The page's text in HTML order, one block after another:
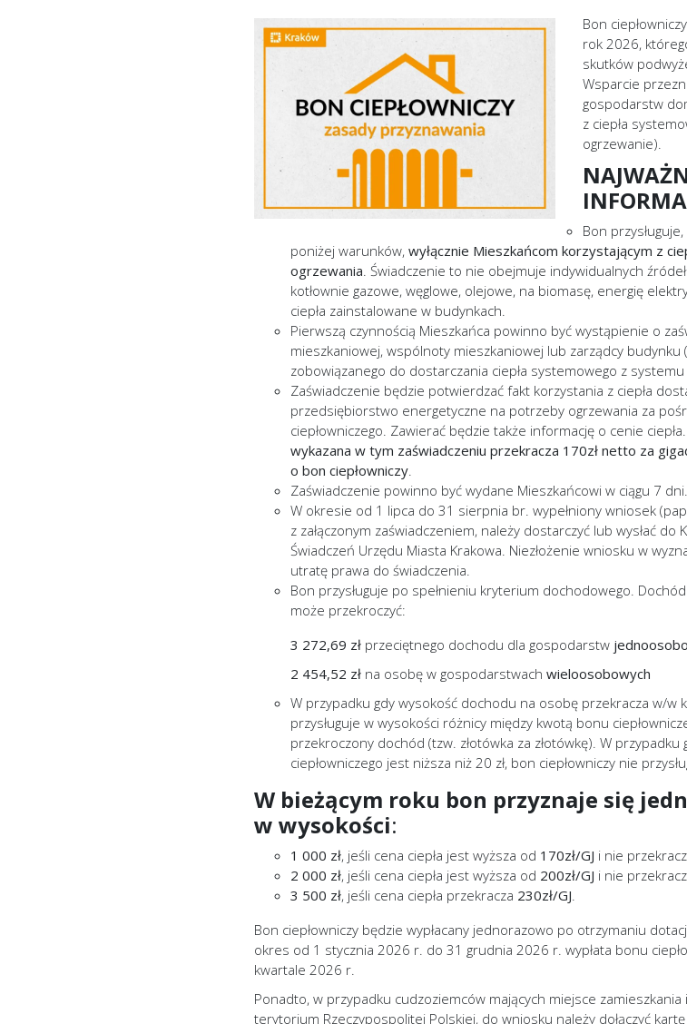
Bon
rok 2026,
skutków
Wsparcie
gospodarstw
z ciepła
ogrzewanie).
Bon
poniżej warunków, wyłącznie Mieszkańcom korzystającym z
ogrzewania. Świadczenie to nie obejmuje indywidualnych
kotłownie gazowe, węglowe, olejowe, na biomasę, energię
ciepła zainstalowane w budynkach.
Pierwszą czynnością Mieszkańca powinno być wystąpienie o
mieszkaniowej, wspólnoty mieszkaniowej lub zarządcy
zobowiązanego do dostarczania ciepła systemowego z systemu
Zaświadczenie będzie potwierdzać fakt korzystania z ciepła
przedsiębiorstwo energetyczne na potrzeby ogrzewania za
ciepłowniczego. Zawierać będzie także informację o cenie ciepła.
wykazana w tym zaświadczeniu przekracza 170zł netto za
o bon ciepłowniczy.
Zaświadczenie powinno być wydane Mieszkańcowi w ciągu 7 dni.
W okresie od 1 lipca do 31 sierpnia br. wypełniony wniosek
z załączonym zaświadczeniem, należy dostarczyć lub wysłać do
Świadczeń Urzędu Miasta Krakowa. Niezłożenie wniosku w
utratę prawa do świadczenia.
Bon przysługuje po spełnieniu kryterium dochodowego.
może przekroczyć:
3 272,69 zł przeciętnego dochodu dla gospodarstw
2 454,52 zł na osobę w gospodarstwach wieloosobowych
W przypadku gdy wysokość dochodu na osobę przekracza w/w
przysługuje w wysokości różnicy między kwotą bonu
przekroczony dochód (tzw. złotówka za złotówkę). W przypadku
ciepłowniczego jest niższa niż 20 zł, bon ciepłowniczy nie
W bieżącym roku bon przyznaje się
w wysokości:
1 000 zł, jeśli cena ciepła jest wyższa od 170zł/GJ i nie
2 000 zł, jeśli cena ciepła jest wyższa od 200zł/GJ i nie
3 500 zł, jeśli cena ciepła przekracza 230zł/GJ.
Bon ciepłowniczy będzie wypłacany jednorazowo po otrzymaniu
okres od 1 stycznia 2026 r. do 31 grudnia 2026 r. wypłata bonu
kwartale 2026 r.
Ponadto, w przypadku cudzoziemców mających miejsce zamieszkania
terytorium Rzeczypospolitej Polskiej, do wniosku należy dołączyć